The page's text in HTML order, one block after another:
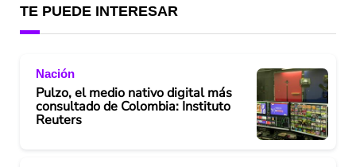
TE PUEDE INTERESAR
Nación
Pulzo, el medio nativo digital más
consultado de Colombia: Instituto
Reuters